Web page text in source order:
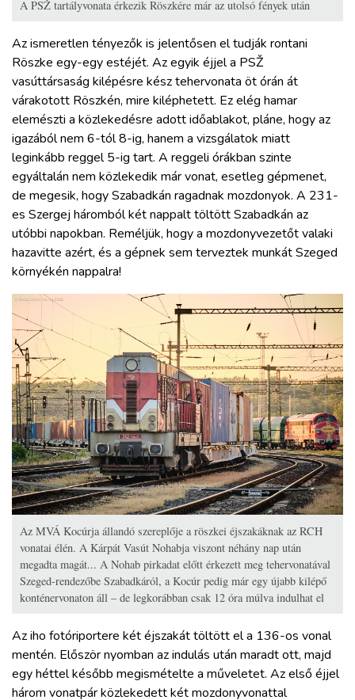
A PSŽ tartályvonata érkezik Röszkére már az utolsó fények után
Az ismeretlen tényezők is jelentősen el tudják rontani
Röszke egy-egy estéjét. Az egyik éjjel a PSŽ
vasúttársaság kilépésre kész tehervonata öt órán át
várakotott Röszkén, mire kiléphetett. Ez elég hamar
elemészti a közlekedésre adott időablakot, pláne, hogy az
igazából nem 6-tól 8-ig, hanem a vizsgálatok miatt
leginkább reggel 5-ig tart. A reggeli órákban szinte
egyáltalán nem közlekedik már vonat, esetleg gépmenet,
de megesik, hogy Szabadkán ragadnak mozdonyok. A 231-
es Szergej háromból két nappalt töltött Szabadkán az
utóbbi napokban. Reméljük, hogy a mozdonyvezetőt valaki
hazavitte azért, és a gépnek sem terveztek munkát Szeged
környékén nappalra!
Az MVÁ Kocúrja állandó szereplője a röszkei éjszakáknak az RCH
vonatai élén. A Kárpát Vasút Nohabja viszont néhány nap után
megadta magát... A Nohab pirkadat előtt érkezett meg tehervonatával
Szeged-rendezőbe Szabadkáról, a Kocúr pedig már egy újabb kilépő
konténervonaton áll – de legkorábban csak 12 óra múlva indulhat el
Az iho fotóriportere két éjszakát töltött el a 136-os vonal
mentén. Először nyomban az indulás után maradt ott, majd
egy héttel később megismételte a műveletet. Az első éjjel
három vonatpár közlekedett két mozdonyvonattal